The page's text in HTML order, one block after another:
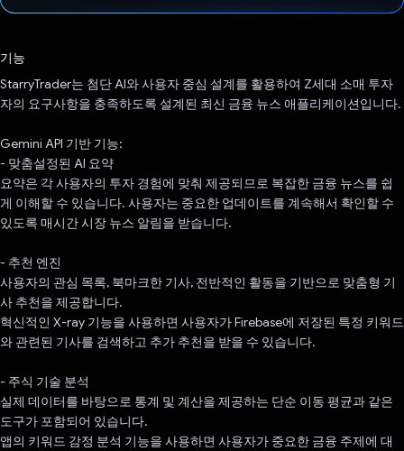
기능
StarryTrader는 첨단 AI와 사용자 중심 설계를 활용하여 Z세대 소매 투자
자의 요구사항을 충족하도록 설계된 최신 금융 뉴스 애플리케이션입니다.
Gemini API 기반 기능:
- 맞춤설정된 AI 요약
요약은 각 사용자의 투자 경험에 맞춰 제공되므로 복잡한 금융 뉴스를 쉽
게 이해할 수 있습니다. 사용자는 중요한 업데이트를 계속해서 확인할 수
있도록 매시간 시장 뉴스 알림을 받습니다.
- 추천 엔진
사용자의 관심 목록, 북마크한 기사, 전반적인 활동을 기반으로 맞춤형 기
사 추천을 제공합니다.
혁신적인 X-ray 기능을 사용하면 사용자가 Firebase에 저장된 특정 키워드
와 관련된 기사를 검색하고 추가 추천을 받을 수 있습니다.
- 주식 기술 분석
실제 데이터를 바탕으로 통계 및 계산을 제공하는 단순 이동 평균과 같은
도구가 포함되어 있습니다.
앱의 키워드 감정 분석 기능을 사용하면 사용자가 중요한 금융 주제에 대